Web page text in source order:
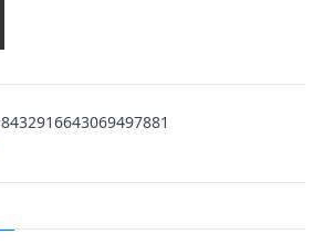
8432916643069497881